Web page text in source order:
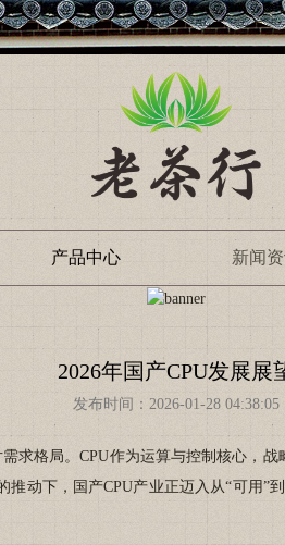
产品中心 新闻
2026年国产CPU发展展
发布时间：2026-01-28 04:38:05
格局。CPU作为运算与控制核心，战
动下，国产CPU产业正迈入从“可用”